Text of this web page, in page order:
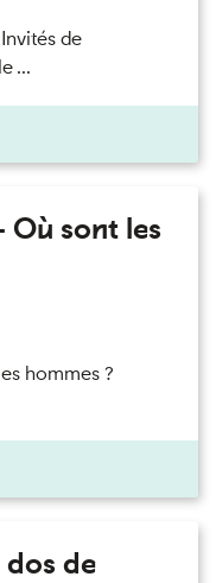
de
...
Où sont les
hommes ?
de